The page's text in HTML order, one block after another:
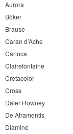
Aurora
Böker
Brause
Caran d’Ache
Carioca
Clairefontaine
Cretacolor
Cross
Daler Rowney
De Atramentis
Diamine